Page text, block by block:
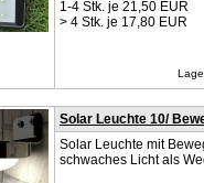
1-4 Stk. je 21,50 EUR
> 4 Stk. je 17,80 EUR
Solar Leuchte 10/
Solar Leuchte mit
schwaches Licht als